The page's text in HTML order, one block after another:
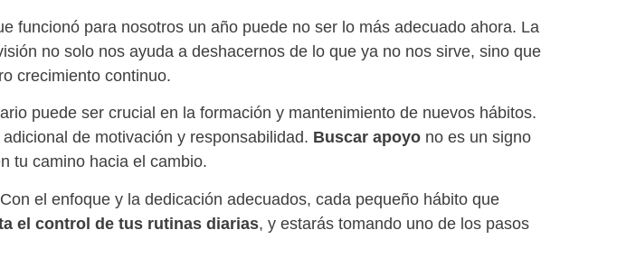
funcionó para nosotros un año puede no ser lo más adecuado ahora. La
no solo nos ayuda a deshacernos de lo que ya no nos sirve, sino que
crecimiento continuo.
puede ser crucial en la formación y mantenimiento de nuevos hábitos.
de motivación y responsabilidad. Buscar apoyo no es un signo
tu camino hacia el cambio.
el enfoque y la dedicación adecuados, cada pequeño hábito que
el control de tus rutinas diarias, y estarás tomando uno de los pasos